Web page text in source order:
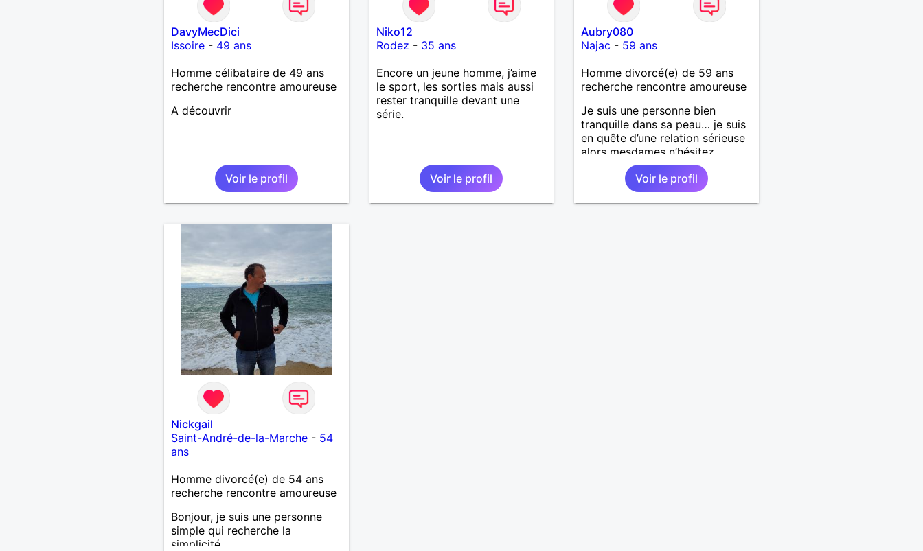
DavyMecDici
Issoire- 49 ans
Homme célibataire de 49 ans
recherche rencontre amoureuse
A découvrir
Voir le profil
Niko12
Rodez - 35 ans
Encore un jeune homme, j’aime
le sport, les sorties mais aussi
rester tranquille devant une
série.
Voir le profil
Aubry080
Najac - 59 ans
Homme divorcé(e) de 59 ans
recherche rencontre amoureuse
Je suis une personne bien
tranquille dans sa peau… je suis
en quête d’une relation sérieuse
alors mesdames n’hésitez
surtout pas ! Au plaisir de vous
Voir le profil
Nickgail
Saint-André-de-la-Marche- 54
ans
Homme divorcé(e) de 54 ans
recherche rencontre amoureuse
Bonjour, je suis une personne
simple qui recherche la
simplicité.